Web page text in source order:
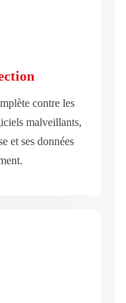
contre les
malveillants,
et ses données
contre les
et ses données